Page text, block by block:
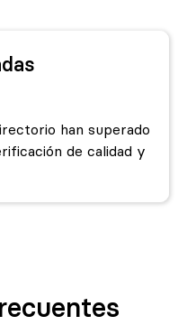
han superado
de calidad y